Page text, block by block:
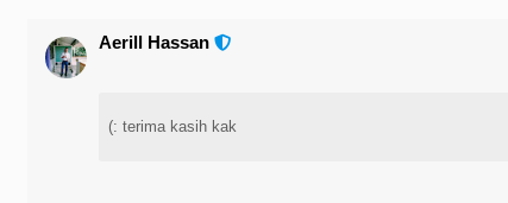
Aerill Hassan
terima kasih kak :)